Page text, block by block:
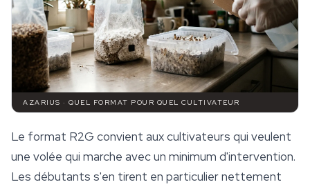
AZARIUS · QUEL FORMAT POUR QUEL CULTIVATEUR
Le format R2G convient aux cultivateurs qui veulent
une volée qui marche avec un minimum d'intervention.
Les débutants s'en tirent en particulier nettement